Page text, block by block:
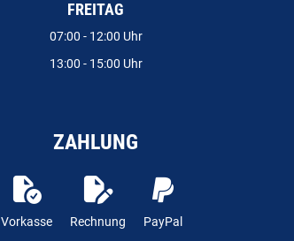
FREITAG
07:00 - 12:00 Uhr
13:00 - 15:00 Uhr
ZAHLUNG
Vorkasse Rechnung PayPal